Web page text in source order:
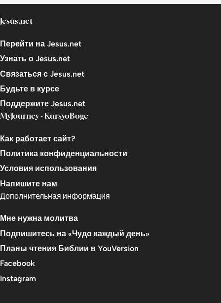
Jesus.net
Перейти на Jesus.net
Узнать о Jesus.net
Связаться с Jesus.net
Будьте в курсе
Поддержите Jesus.net
MyJourney - KursyoBoge
Как работает сайт?
Политика конфиденциальности
Условия использования
Напишите нам
Дополнительная информация
Мне нужна молитва
Подпишитесь на «Чудо каждый день»
Планы чтения Библии в YouVersion
Facebook
Instagram